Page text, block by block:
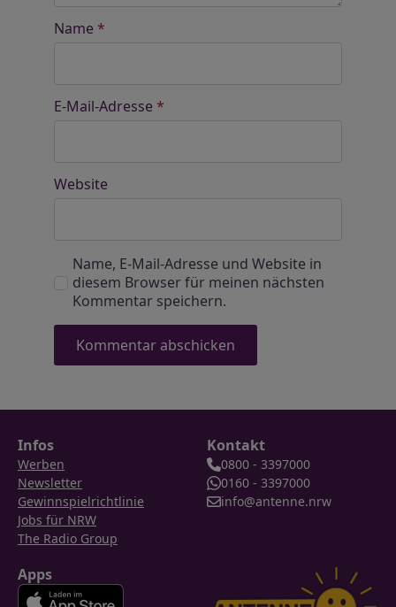
Name *
E-Mail-Adresse *
Website
Name, E-Mail-Adresse und Website in
diesem Browser für meinen nächsten
Kommentar speichern.
Infos
Werben
Newsletter
Gewinnspielrichtlinie
Jobs für NRW
The Radio Group
Kontakt
0800 - 3397000
0160 - 3397000
info@antenne.nrw
Apps